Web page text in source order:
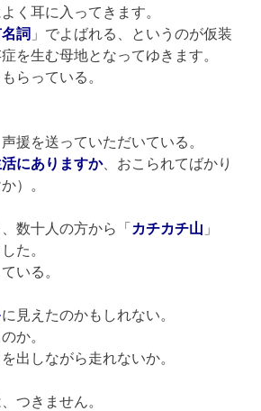
く耳に入ってきます。
詞 」でよばれる、というのが仮装
を生む母地となってゆきます。
らっている。
援を送っていただいている。
活にありますか、おこられてばかり
）。
数十人の方から「カチカチ山 」
た。
いる。
に見えたのかもしれない。
か。
出しながら走れないか。
つきません。